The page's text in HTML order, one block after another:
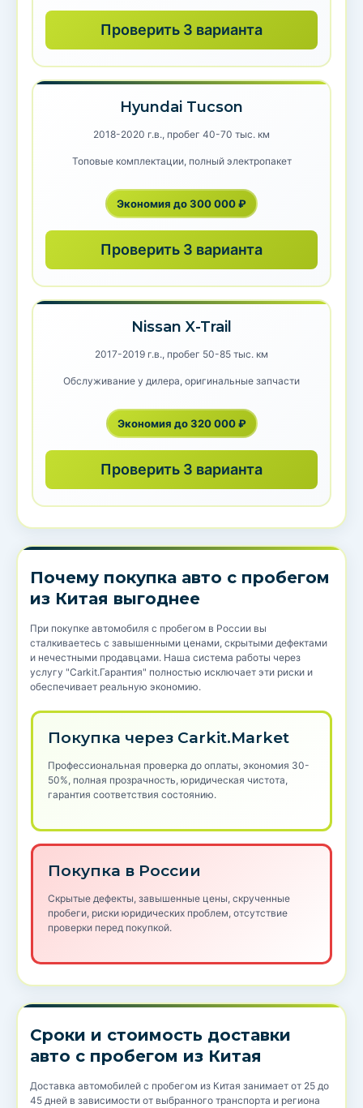
Проверить 3 варианта
Hyundai Tucson
2018-2020 г.в., пробег 40-70 тыс. км
Топовые комплектации, полный электропакет
Экономия до 300 000 ₽
Проверить 3 варианта
Nissan X-Trail
2017-2019 г.в., пробег 50-85 тыс. км
Обслуживание у дилера, оригинальные запчасти
Экономия до 320 000 ₽
Проверить 3 варианта
Почему покупка авто с пробегом
из Китая выгоднее
При покупке автомобиля с пробегом в России вы
сталкиваетесь с завышенными ценами, скрытыми дефектами
и нечестными продавцами. Наша система работы через
услугу "Carkit.Гарантия" полностью исключает эти риски и
обеспечивает реальную экономию.
Покупка через Carkit.Market
Профессиональная проверка до оплаты, экономия 30-
50%, полная прозрачность, юридическая чистота,
гарантия соответствия состоянию.
Покупка в России
Скрытые дефекты, завышенные цены, скрученные
пробеги, риски юридических проблем, отсутствие
проверки перед покупкой.
Сроки и стоимость доставки
авто с пробегом из Китая
Доставка автомобилей с пробегом из Китая занимает от 25 до
45 дней в зависимости от выбранного транспорта и региона